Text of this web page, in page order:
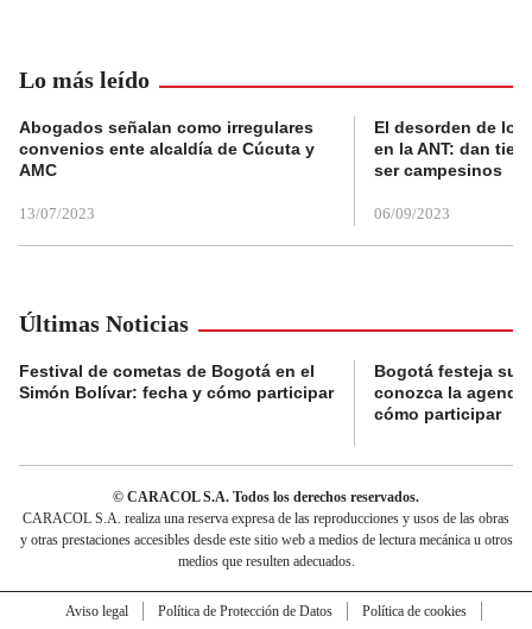
Lo más leído
Abogados señalan como irregulares
convenios ente alcaldía de Cúcuta y
AMC
13/07/2023
El desorden de
en la ANT: dan
ser campesinos
06/09/2023
Últimas Noticias
Festival de cometas de Bogotá en el
Simón Bolívar: fecha y cómo participar
Bogotá festeja su
conozca la
cómo participar
© CARACOL S.A. Todos los derechos reservados.
CARACOL S.A. realiza una reserva expresa de las reproducciones y usos de las obras
y otras prestaciones accesibles desde este sitio web a medios de lectura mecánica u otros
medios que resulten adecuados.
Aviso legal Política de Protección de Datos
Política de cookies